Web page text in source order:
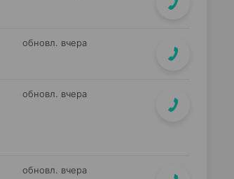
обновл. вчера
обновл. вчера
обновл. вчера